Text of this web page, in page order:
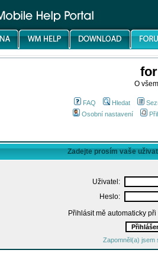
O
FAQ Hledat
Osobní nastavení
Zadejte prosím vaše
Uživatel:
Heslo:
Přihlásit mě automaticky
Zapomněl(a) jsem